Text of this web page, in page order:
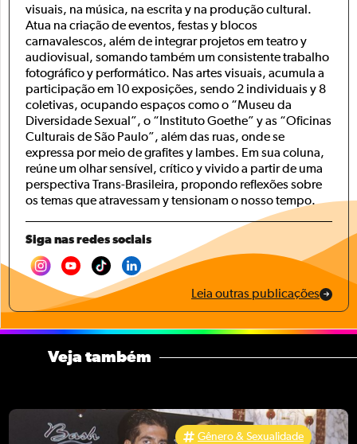
visuais, na música, na escrita y na produção cultural.
Atua na criação de eventos, festas y blocos
carnavalescos, além de integrar projetos em teatro y
audiovisual, somando também um consistente trabalho
fotográfico y performático. Nas artes visuais, acumula a
participação em 10 exposições, sendo 2 individuais y 8
coletivas, ocupando espaços como o “Museu da
Diversidade Sexual”, o “Instituto Goethe” y as “Oficinas
Culturais de São Paulo”, além das ruas, onde se
expressa por meio de grafites y lambes. Em sua coluna,
reúne um olhar sensível, crítico y vivido a partir de uma
perspectiva Trans-Brasileira, propondo reflexões sobre
os temas que atravessam y tensionam o nosso tempo.
Siga nas redes sociais
Leia outras publicações
Veja também
Gênero & Sexualidade